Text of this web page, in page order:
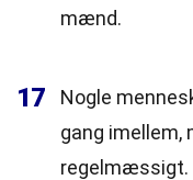
mænd.
17
Nogle
gang imellem,
regelmæssigt.